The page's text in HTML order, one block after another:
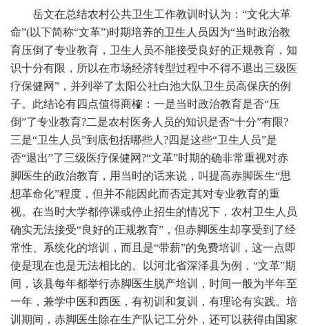
岳文在总结农村公共卫生工作教训时认为：“文化大革
命”(以下简称“文革”)时期培养的卫生人员因为“当时政治教
育压倒了专业教育，卫生人员不能接受良好的正规教育，知
识十分有限，所以在市场经济转型过程中不得不退出三级医
疗保健网”，并列举了太阳公社白池大队卫生员高保庆的例
子。此结论有四点值得商榷：一是当时政治教育是否“压
倒”了专业教育?二是农村医务人员的知识是否“十分”有限?
三是“卫生人员”到底包括哪些人?四是这些“卫生人员”是
否“退出”了三级医疗保健网?“文革”时期的确非常重视对赤
脚医生的政治教育，用当时的话来说，叫提高赤脚医生“思
想革命化”程度，但并不能因此而否定其对专业教育的重
视。在当时大学都停课或停止招生的情况下，农村卫生人员
确实无法接受“良好的正规教育”，但赤脚医生却享受到了经
常性、系统化的培训，而且是“带薪”的免费培训，这一点即
使是现在也是无法相比的。以河北省深泽县为例，“文革”期
间，该县每年都举行赤脚医生脱产培训，时间一般为半年至
一年，兼学中医和西医，有初训和复训，有理论有实践。培
训期间，赤脚医生除在生产队记工分外，还可以获得由国家